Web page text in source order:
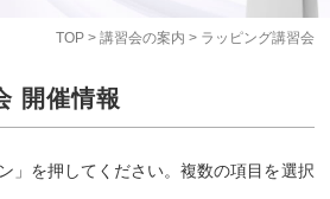
TOP> 講習会の案内 > ラッピング講習会
開催情報
」を押してください。複数の項目を選択